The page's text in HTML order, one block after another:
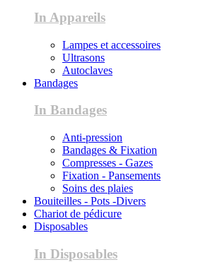
In Appareils
Lampes et accessoires
Ultrasons
Autoclaves
Bandages
In Bandages
Anti-pression
Bandages & Fixation
Compresses - Gazes
Fixation - Pansements
Soins des plaies
Bouiteilles - Pots -Divers
Chariot de pédicure
Disposables
In Disposables